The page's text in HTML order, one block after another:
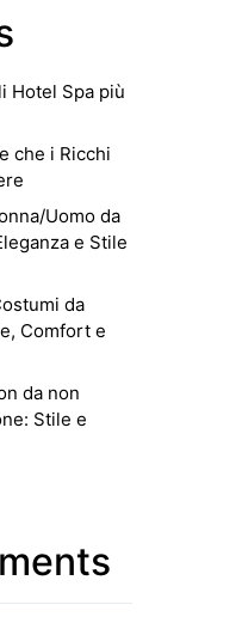
Hotel Spa più
che i Ricchi
Uomo da
e Stile
da
Comfort e
da non
Stile e